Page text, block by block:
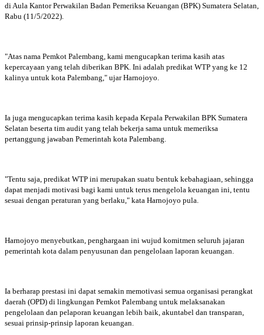
di Aula Kantor Perwakilan Badan Pemeriksa Keuangan (BPK) Sumatera Selatan,
Rabu (11/5/2022).
"Atas nama Pemkot Palembang, kami mengucapkan terima kasih atas
kepercayaan yang telah diberikan BPK. Ini adalah predikat WTP yang ke 12
kalinya untuk kota Palembang," ujar Harnojoyo.
Ia juga mengucapkan terima kasih kepada Kepala Perwakilan BPK Sumatera
Selatan beserta tim audit yang telah bekerja sama untuk memeriksa
pertanggung jawaban Pemerintah kota Palembang.
"Tentu saja, predikat WTP ini merupakan suatu bentuk kebahagiaan, sehingga
dapat menjadi motivasi bagi kami untuk terus mengelola keuangan ini, tentu
sesuai dengan peraturan yang berlaku," kata Harnojoyo pula.
Harnojoyo menyebutkan, penghargaan ini wujud komitmen seluruh jajaran
pemerintah kota dalam penyusunan dan pengelolaan laporan keuangan.
Ia berharap prestasi ini dapat semakin memotivasi semua organisasi perangkat
daerah (OPD) di lingkungan Pemkot Palembang untuk melaksanakan
pengelolaan dan pelaporan keuangan lebih baik, akuntabel dan transparan,
sesuai prinsip-prinsip laporan keuangan.